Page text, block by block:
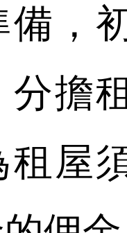
備，
分擔
租屋